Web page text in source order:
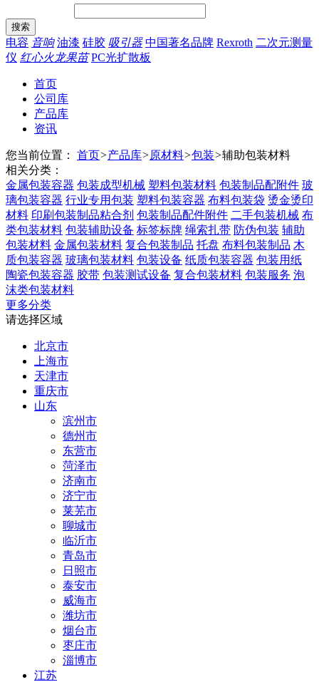
电容 音响 油漆 硅胶 吸引器 中国著名品牌 Rexroth 二次元测量
仪 红心火龙果苗 PC光扩散板
首页
公司库
产品库
资讯
您当前位置： 首页>产品库>原材料>包装>辅助包装材料
相关分类：
金属包装容器 包装成型机械 塑料包装材料 包装制品配附件 玻
璃包装容器 行业专用包装 塑料包装容器 布料包装袋 烫金烫印
材料 印刷包装制品粘合剂 包装制品配件附件 二手包装机械 布
类包装材料 包装辅助设备 标签标牌 绳索扎带 防伪包装 辅助
包装材料 金属包装材料 复合包装制品 托盘 布料包装制品 木
质包装容器 玻璃包装材料 包装设备 纸质包装容器 包装用纸
陶瓷包装容器 胶带 包装测试设备 复合包装材料 包装服务 泡
沫类包装材料
更多分类
请选择区域
北京市
上海市
天津市
重庆市
山东
滨州市
德州市
东营市
菏泽市
济南市
济宁市
莱芜市
聊城市
临沂市
青岛市
日照市
泰安市
威海市
潍坊市
烟台市
枣庄市
淄博市
江苏